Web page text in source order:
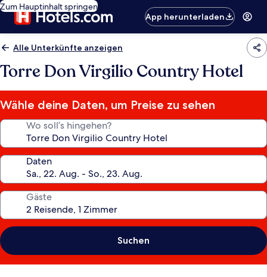
Zum Hauptinhalt springen
App herunterladen
Alle Unterkünfte anzeigen
Torre Don Virgilio Country Hotel
Wähle deine Daten, um Preise zu sehen
Wo soll’s hingehen?
Daten
Gäste
Suchen